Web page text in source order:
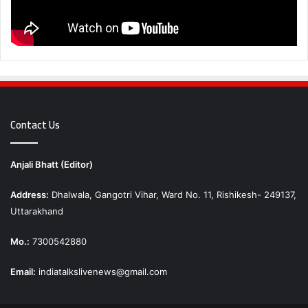
Contact Us
Anjali Bhatt (Editor)
Address: Dhalwala, Gangotri Vihar, Ward No. 11, Rishikesh- 249137,
Uttarakhand
Mo.: 7300542880
Email: indiatalkslivenews@gmail.com